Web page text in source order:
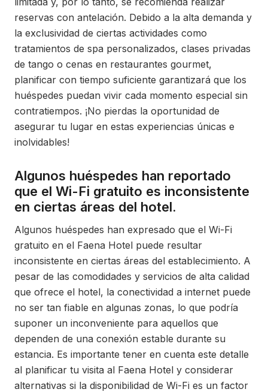
reservas con antelación. Debido a la alta demanda y
la exclusividad de ciertas actividades como
tratamientos de spa personalizados, clases privadas
de tango o cenas en restaurantes gourmet,
planificar con tiempo suficiente garantizará que los
huéspedes puedan vivir cada momento especial sin
contratiempos. ¡No pierdas la oportunidad de
asegurar tu lugar en estas experiencias únicas e
inolvidables!
Algunos huéspedes han reportado
que el Wi-Fi gratuito es inconsistente
en ciertas áreas del hotel.
Algunos huéspedes han expresado que el Wi-Fi
gratuito en el Faena Hotel puede resultar
inconsistente en ciertas áreas del establecimiento. A
pesar de las comodidades y servicios de alta calidad
que ofrece el hotel, la conectividad a internet puede
no ser tan fiable en algunas zonas, lo que podría
suponer un inconveniente para aquellos que
dependen de una conexión estable durante su
estancia. Es importante tener en cuenta este detalle
al planificar tu visita al Faena Hotel y considerar
alternativas si la disponibilidad de Wi-Fi es un factor